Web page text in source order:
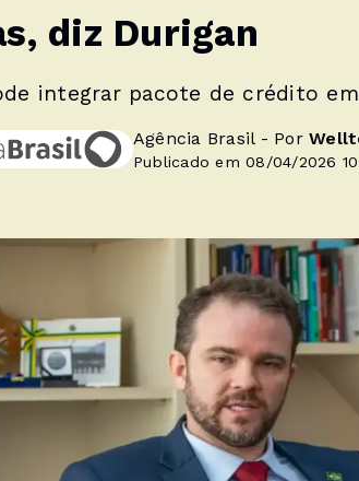
diz Durigan
integrar pacote de crédito
Agência Brasil - Por
Publicado em 08/04/2026